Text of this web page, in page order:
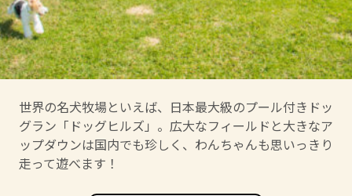
世界の名犬牧場といえば、日本最大級のプール付きドッ
グラン「ドッグヒルズ」。広大なフィールドと大きなア
ップダウンは国内でも珍しく、わんちゃんも思いっきり
走って遊べます！